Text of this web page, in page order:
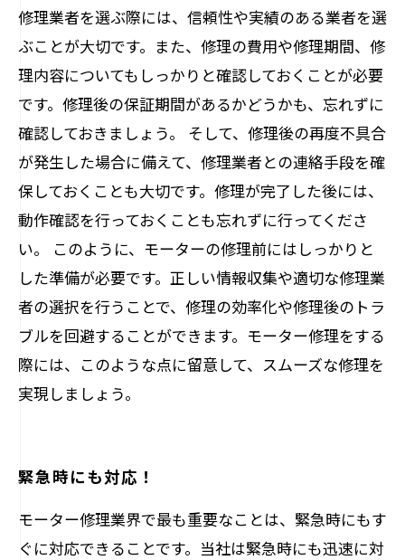
修理業者を選ぶ際には、信頼性や実績のある業者を選
ぶことが大切です。また、修理の費用や修理期間、修
理内容についてもしっかりと確認しておくことが必要
です。修理後の保証期間があるかどうかも、忘れずに
確認しておきましょう。 そして、修理後の再度不具合
が発生した場合に備えて、修理業者との連絡手段を確
保しておくことも大切です。修理が完了した後には、
動作確認を行っておくことも忘れずに行ってくださ
い。 このように、モーターの修理前にはしっかりと
した準備が必要です。正しい情報収集や適切な修理業
者の選択を行うことで、修理の効率化や修理後のトラ
ブルを回避することができます。モーター修理をする
際には、このような点に留意して、スムーズな修理を
実現しましょう。
緊急時にも対応！
モーター修理業界で最も重要なことは、緊急時にもす
ぐに対応できることです。当社は緊急時にも迅速に対